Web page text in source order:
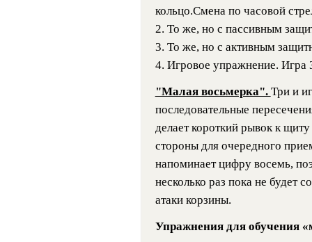
кольцо.Смена по часовой
2. То же, но с пассивным
3. То же, но с активным
4. Игровое упражнение. Игра
"Малая восьмерка". Три и
последовательные
делает короткий рывок к
стороны для очередного
напоминает цифру восемь,
несколько раз пока не будет
атаки корзины.
Упражнения для обучения